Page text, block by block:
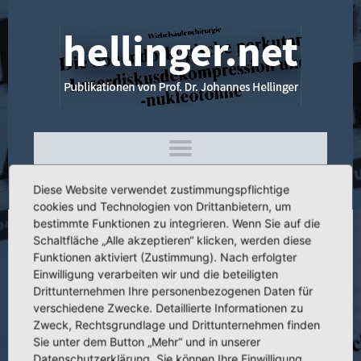
4.350 Zehn Jahre interventionelle
Schmerztherapie bei diskogenen
Schmerzsyndromen mit Nd-YAG-PLDN
Diese Website verwendet zustimmungspflichtige
cookies und Technologien von Drittanbietern, um
bestimmte Funktionen zu integrieren. Wenn Sie auf die
Schaltfläche „Alle akzeptieren“ klicken, werden diese
Funktionen aktiviert (Zustimmung). Nach erfolgter
Einwilligung verarbeiten wir und die beteiligten
Drittunternehmen Ihre personenbezogenen Daten für
verschiedene Zwecke. Detaillierte Informationen zu
Zweck, Rechtsgrundlage und Drittunternehmen finden
Sie unter dem Button „Mehr“ und in unserer